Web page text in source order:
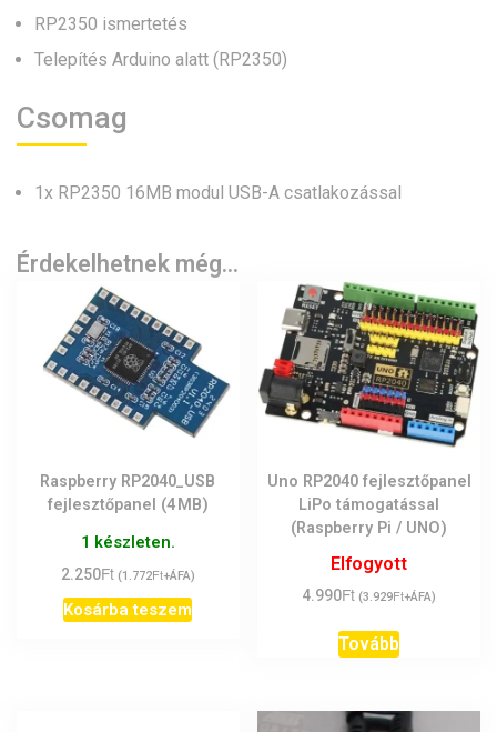
RP2350 ismertetés
Telepítés Arduino alatt (RP2350)
Csomag
1x RP2350 16MB modul USB-A csatlakozással
Érdekelhetnek még…
Raspberry RP2040_USB
fejlesztőpanel (4 MB)
1 készleten.
2.250Ft (1.772Ft+ÁFA)
Kosárba teszem
Uno RP2040 fejlesztőpanel
LiPo támogatással
(Raspberry Pi / UNO)
Elfogyott
4.990Ft (3.929Ft+ÁFA)
Tovább